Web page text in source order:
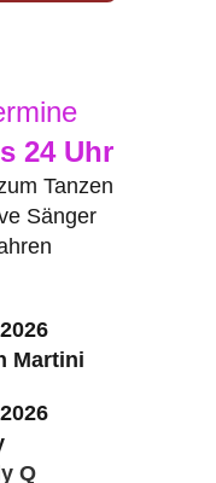
24 Uhr
Tanzen
Sänger
Martini
Q